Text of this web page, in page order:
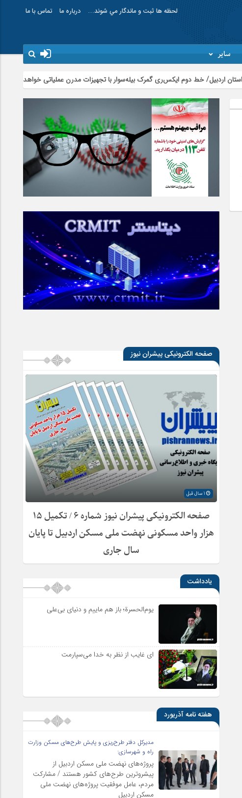
لحظه ها ثبت و ماندگار مي شوند… درباره ما تماس با ما
سایر
صفحه الکترونیکی پیشران نیوز
صفحه الکترونیکی پیشران نیوز شماره ۶ / تکمیل ۱۵
هزار واحد مسکونی نهضت ملی مسکن اردبیل تا پایان
سال جاری
یادداشت
یوم‌الحسرة؛ باز هم ماییم و دنیای بی‌علی
ای غایب از نظر به خدا می‌سپارمت
هفته نامه آذریورد
مدیرکل دفتر طرح‌ریزی و پایش طرح‌های مسکن وزارت
راه و شهرسازی:
پروژه‌های نهضت ملی مسکن اردبیل از
پیشروترین طرح‌های کشور هستند / مشارکت
مردم، عامل موفقیت پروژه‌های نهضت ملی
مسکن اردبیل